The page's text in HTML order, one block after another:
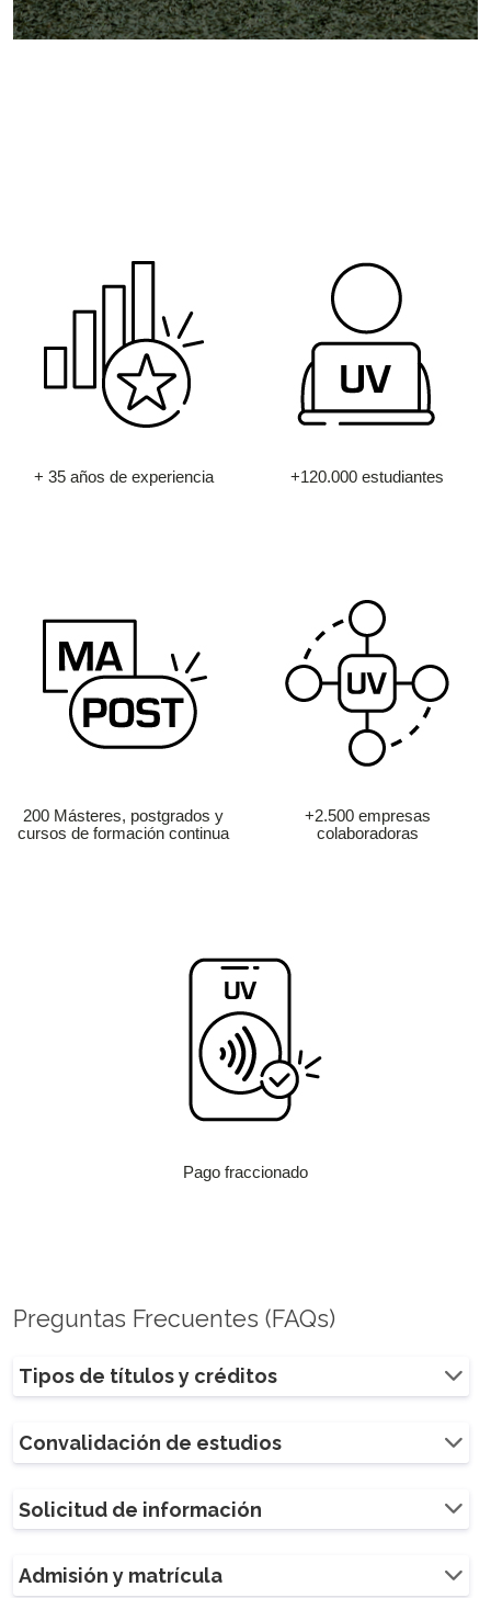
+ 35 años de experiencia +120.000 estudiantes
200 Másteres, postgrados y
cursos de formación continua
+2.500 empresas
colaboradoras
Pago fraccionado
Preguntas Frecuentes (FAQs)
Tipos de títulos y créditos
Convalidación de estudios
Solicitud de información
Admisión y matrícula